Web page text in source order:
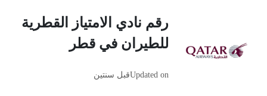
رقم نادي الامتياز القطرية
للطيران في قطر
Updated onقبل سنتين